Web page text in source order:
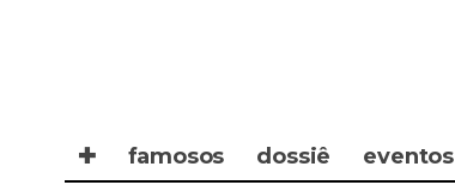
✚ famosos dossiê eventos